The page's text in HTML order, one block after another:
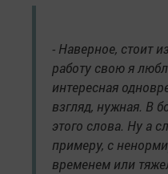
- Наверное, стоит
работу свою я
интересная
взгляд, нужная. В
этого слова. Ну а
примеру, с
временем или